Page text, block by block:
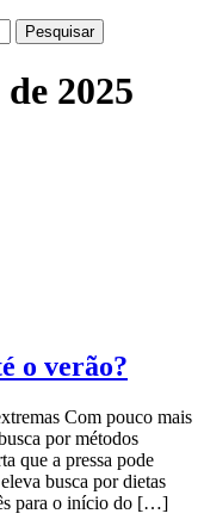
2025
o verão?
Com pouco mais
por métodos
que a pressa pode
busca por dietas
para o início do […]